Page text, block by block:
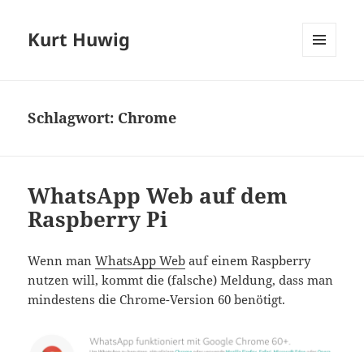
Kurt Huwig
Schlagwort: Chrome
WhatsApp Web auf dem
Raspberry Pi
Wenn manWhatsApp Web auf einem Raspberry
nutzen will, kommt die (falsche) Meldung, dass man
mindestens die Chrome-Version 60 benötigt.